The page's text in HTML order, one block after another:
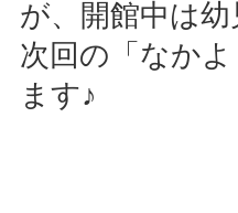
が、開館中は
次回の「なか
ます♪